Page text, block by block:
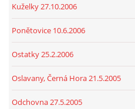
Kuželky 27.10.2006
Ponětovice 10.6.2006
Ostatky 25.2.2006
Oslavany, Černá Hora 21.5.2005
Odchovna 27.5.2005